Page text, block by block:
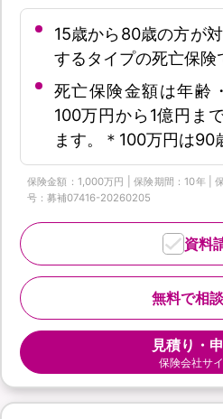
15歳から80歳の方が
するタイプの死亡保険
死亡保険金額は年齢
100万円から1億円ま
ます。＊100万円は90
保険金額：1,000万円 | 保険期間：10年 |
号：募補07416-20260205
無料で相
資料
見積り・
保険会社サ